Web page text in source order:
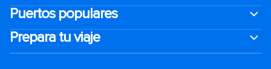
Puertos populares
Prepara tu viaje